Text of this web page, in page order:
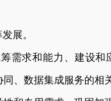
展。
需求和能力、建设
同、数据集成服务的